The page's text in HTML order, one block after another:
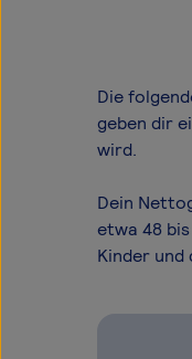
Die
geben dir
wird.
Dein
etwa 48
Kinder